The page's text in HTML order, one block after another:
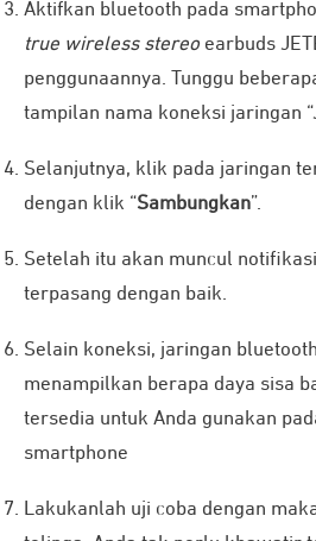
Aktifkan bluetooth pada
true wireless stereo earbuds
penggunaannya. Tunggu
tampilan nama koneksi jaringan
Selanjutnya, klik pada jaringan
dengan klik “Sambungkan”.
Setelah itu akan muncul
terpasang dengan baik.
Selain koneksi, jaringan
menampilkan berapa daya sisa
tersedia untuk Anda gunakan
smartphone
Lakukanlah uji coba dengan